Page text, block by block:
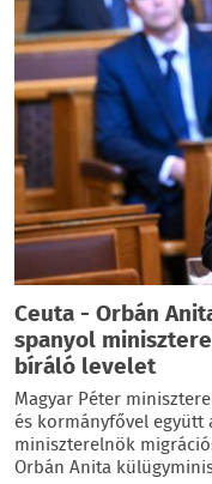
Ceuta - Orbán
spanyol
bíráló levelet
Magyar Péter
és kormányfővel együtt
miniszterelnök
Orbán Anita